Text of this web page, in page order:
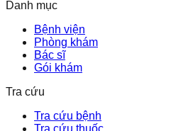
Danh mục
Bệnh viện
Phòng khám
Bác sĩ
Gói khám
Tra cứu
Tra cứu bệnh
Tra cứu thuốc